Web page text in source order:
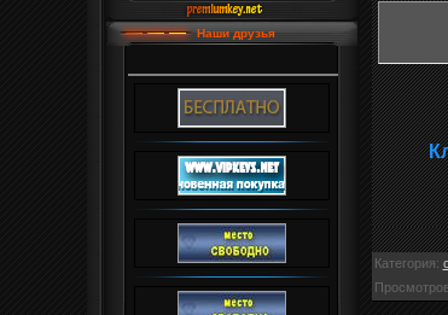
Наши друзья
Категория:
Просмотров